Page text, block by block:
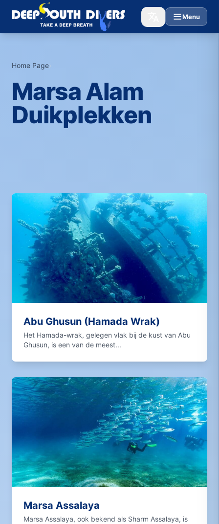
Menu
Home Page›
Marsa Alam
Duikplekken
Abu Ghusun (Hamada Wrak)
Het Hamada-wrak, gelegen vlak bij de kust van Abu
Ghusun, is een van de meest...
Marsa Assalaya
Marsa Assalaya, ook bekend als Sharm Assalaya, is